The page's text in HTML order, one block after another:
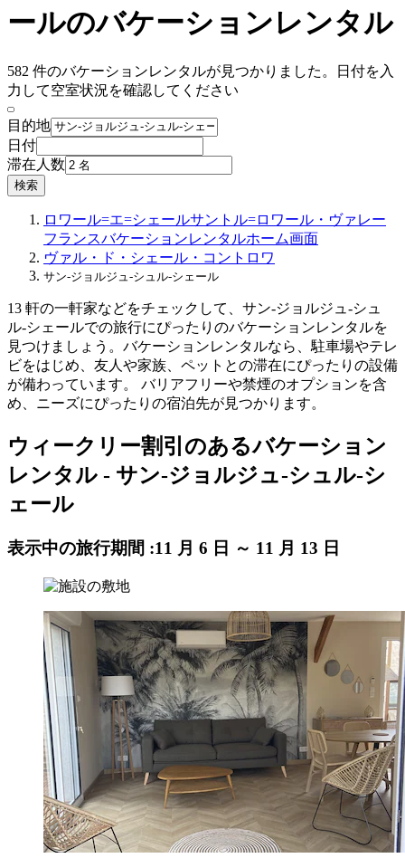
ールのバケーションレンタル
582 件のバケーションレンタルが見つかりました。日付を入
力して空室状況を確認してください
目的地
日付
滞在人数
検索
ロワール=エ=シェールサントル=ロワール・ヴァレー
フランスバケーションレンタルホーム画面
ヴァル・ド・シェール・コントロワ
サン-ジョルジュ-シュル-シェール
13 軒の一軒家などをチェックして、サン-ジョルジュ-シュ
ル-シェールでの旅行にぴったりのバケーションレンタルを
見つけましょう。バケーションレンタルなら、駐車場やテレ
ビをはじめ、友人や家族、ペットとの滞在にぴったりの設備
が備わっています。 バリアフリーや禁煙のオプションを含
め、ニーズにぴったりの宿泊先が見つかります。
ウィークリー割引のあるバケーション
レンタル - サン-ジョルジュ-シュル-シ
ェール
表示中の旅行期間 :11 月 6 日 ～ 11 月 13 日